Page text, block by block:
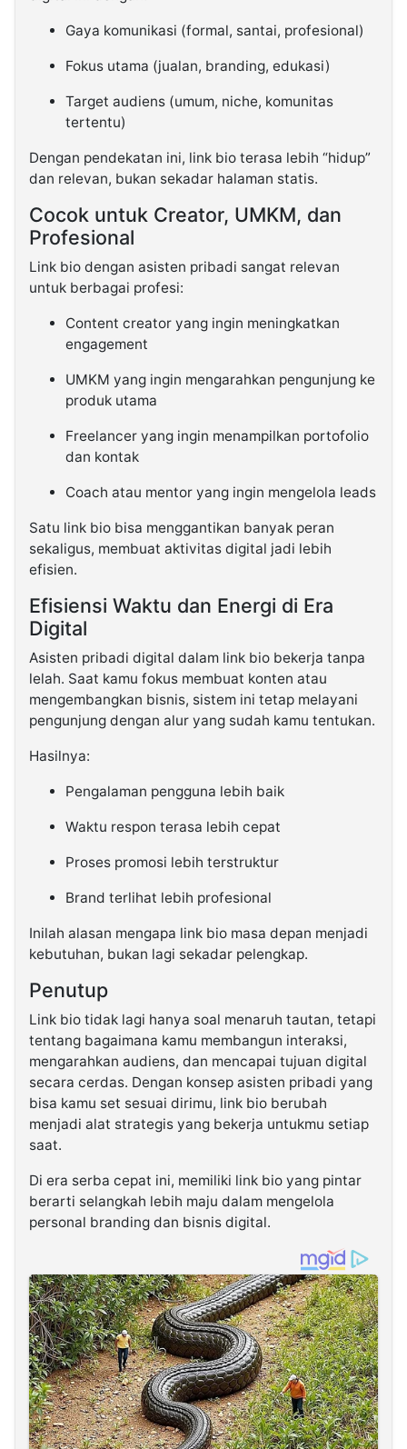
Gaya komunikasi (formal, santai, profesional)
Fokus utama (jualan, branding, edukasi)
Target audiens (umum, niche, komunitas
tertentu)
Dengan pendekatan ini, link bio terasa lebih “hidup”
dan relevan, bukan sekadar halaman statis.
Cocok untuk Creator, UMKM, dan
Profesional
Link bio dengan asisten pribadi sangat relevan
untuk berbagai profesi:
Content creator yang ingin meningkatkan
engagement
UMKM yang ingin mengarahkan pengunjung ke
produk utama
Freelancer yang ingin menampilkan portofolio
dan kontak
Coach atau mentor yang ingin mengelola leads
Satu link bio bisa menggantikan banyak peran
sekaligus, membuat aktivitas digital jadi lebih
efisien.
Efisiensi Waktu dan Energi di Era
Digital
Asisten pribadi digital dalam link bio bekerja tanpa
lelah. Saat kamu fokus membuat konten atau
mengembangkan bisnis, sistem ini tetap melayani
pengunjung dengan alur yang sudah kamu tentukan.
Hasilnya:
Pengalaman pengguna lebih baik
Waktu respon terasa lebih cepat
Proses promosi lebih terstruktur
Brand terlihat lebih profesional
Inilah alasan mengapa link bio masa depan menjadi
kebutuhan, bukan lagi sekadar pelengkap.
Penutup
Link bio tidak lagi hanya soal menaruh tautan, tetapi
tentang bagaimana kamu membangun interaksi,
mengarahkan audiens, dan mencapai tujuan digital
secara cerdas. Dengan konsep asisten pribadi yang
bisa kamu set sesuai dirimu, link bio berubah
menjadi alat strategis yang bekerja untukmu setiap
saat.
Di era serba cepat ini, memiliki link bio yang pintar
berarti selangkah lebih maju dalam mengelola
personal branding dan bisnis digital.